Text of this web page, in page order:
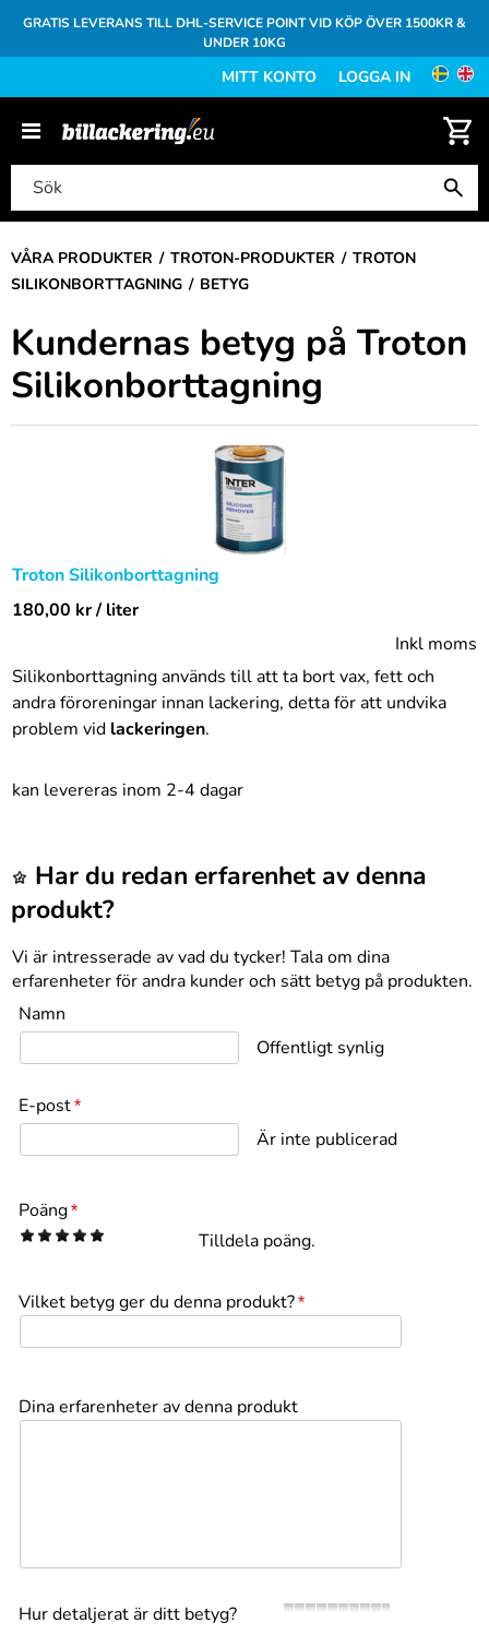
GRATIS LEVERANS TILL DHL-SERVICE POINT VID KÖP ÖVER 1500KR &
UNDER 10KG
MITT KONTO LOGGA IN
VÅRA PRODUKTER TROTON-PRODUKTER
TROTON
SILIKONBORTTAGNING
BETYG
Kundernas betyg på Troton
Silikonborttagning
Troton Silikonborttagning
180,00 kr/ liter
Inkl moms
Silikonborttagninganvänds till att ta bort vax, fett och
andra föroreningar innan lackering, detta för att undvika
problem vid lackeringen.
kan levereras inom 2-4 dagar
Har du redan erfarenhet av denna
produkt?
Vi är intresserade av vad du tycker! Tala om dina
erfarenheter för andra kunder och sätt betyg på produkten.
Namn
Offentligt synlig
E-post*
Är inte publicerad
Poäng*
1 2 3 4 5 Tilldela poäng.
Vilket betyg ger du denna produkt?*
Dina erfarenheter av denna produkt
Hur detaljerat är ditt betyg?